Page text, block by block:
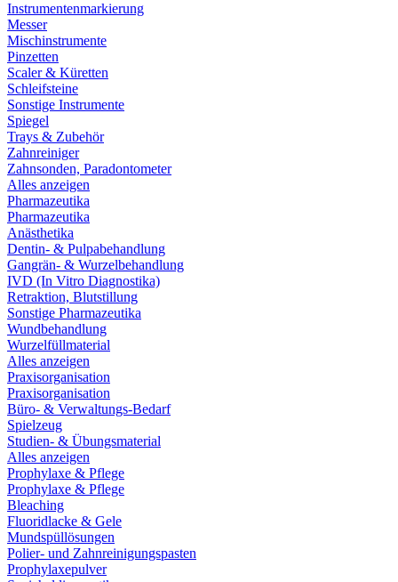
Instrumentenmarkierung
Messer
Mischinstrumente
Pinzetten
Scaler & Küretten
Schleifsteine
Sonstige Instrumente
Spiegel
Trays & Zubehör
Zahnreiniger
Zahnsonden, Paradontometer
Alles anzeigen
Pharmazeutika
Pharmazeutika
Anästhetika
Dentin- & Pulpabehandlung
Gangrän- & Wurzelbehandlung
IVD (In Vitro Diagnostika)
Retraktion, Blutstillung
Sonstige Pharmazeutika
Wundbehandlung
Wurzelfüllmaterial
Alles anzeigen
Praxisorganisation
Praxisorganisation
Büro- & Verwaltungs-Bedarf
Spielzeug
Studien- & Übungsmaterial
Alles anzeigen
Prophylaxe & Pflege
Prophylaxe & Pflege
Bleaching
Fluoridlacke & Gele
Mundspüllösungen
Polier- und Zahnreinigungspasten
Prophylaxepulver